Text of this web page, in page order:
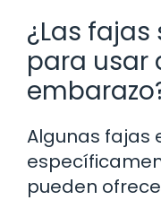
¿Las
para usar
Algunas fajas
pueden